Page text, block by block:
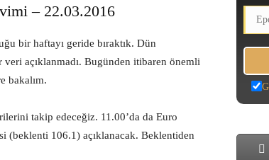
– 22.03.2016
bir haftayı geride bıraktık. Dün
açıklanmadı. Bugünden itibaren önemli
bakalım.
takip edeceğiz. 11.00’da da Euro
(beklenti 106.1) açıklanacak. Beklentiden